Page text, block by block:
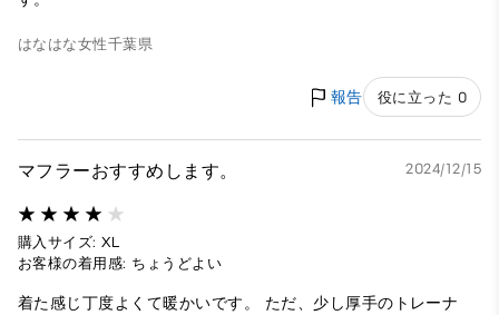
はなはな女性千葉県
報告 役に立った 0
マフラーおすすめします。 2024/12/15
購入サイズ: XL
お客様の着用感: ちょうどよい
着た感じ丁度よくて暖かいです。 ただ、少し厚手のトレーナ